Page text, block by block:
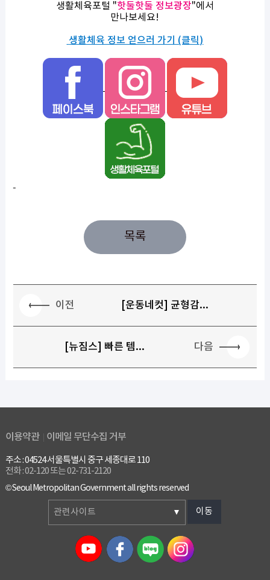
생활체육포털 ​"핫둘핫둘 정보광장"​에서
만나보세요!
생활체육 정보 얻으러 가기 (클릭)
목록
이전 [운동네컷] 균형감...
[뉴짐스] 빠른 템... 다음
이용약관 이메일 무단수집 거부
주소 : 04524 서울특별시 중구 세종대로 110
전화 : 02-120 또는 02-731-2120
© Seoul Metropolitan Government all rights reserved
관련사이트 이동